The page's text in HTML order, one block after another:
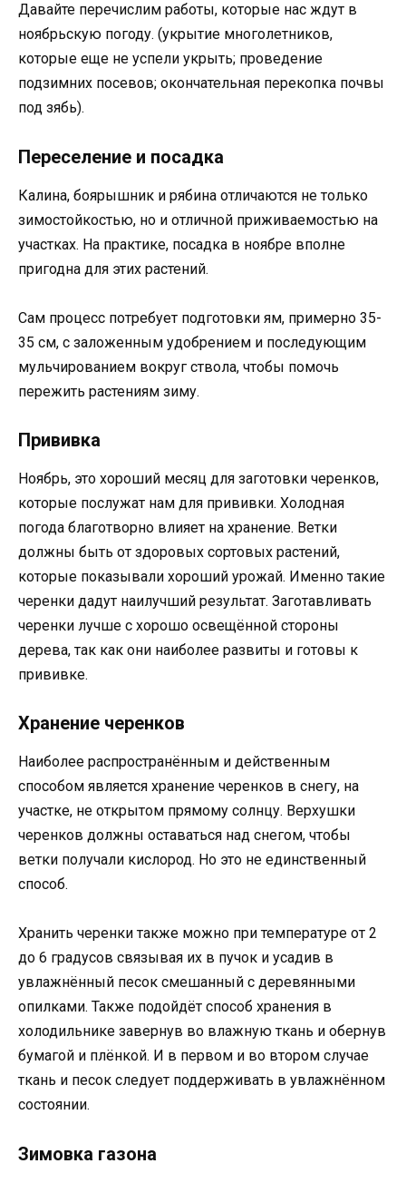
Давайте перечислим работы, которые нас ждут в
ноябрьскую погоду. (укрытие многолетников,
которые еще не успели укрыть; проведение
подзимних посевов; окончательная перекопка почвы
под зябь).
Переселение и посадка
Калина, боярышник и рябина отличаются не только
зимостойкостью, но и отличной приживаемостью на
участках. На практике, посадка в ноябре вполне
пригодна для этих растений.
Сам процесс потребует подготовки ям, примерно 35-
35 см, с заложенным удобрением и последующим
мульчированием вокруг ствола, чтобы помочь
пережить растениям зиму.
Прививка
Ноябрь, это хороший месяц для заготовки черенков,
которые послужат нам для прививки. Холодная
погода благотворно влияет на хранение. Ветки
должны быть от здоровых сортовых растений,
которые показывали хороший урожай. Именно такие
черенки дадут наилучший результат. Заготавливать
черенки лучше с хорошо освещённой стороны
дерева, так как они наиболее развиты и готовы к
прививке.
Хранение черенков
Наиболее распространённым и действенным
способом является хранение черенков в снегу, на
участке, не открытом прямому солнцу. Верхушки
черенков должны оставаться над снегом, чтобы
ветки получали кислород. Но это не единственный
способ.
Хранить черенки также можно при температуре от 2
до 6 градусов связывая их в пучок и усадив в
увлажнённый песок смешанный с деревянными
опилками. Также подойдёт способ хранения в
холодильнике завернув во влажную ткань и обернув
бумагой и плёнкой. И в первом и во втором случае
ткань и песок следует поддерживать в увлажнённом
состоянии.
Зимовка газона